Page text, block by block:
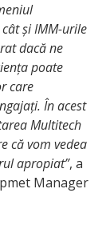
și IMM-urile
dacă ne
poate
care
În acest
Multitech
că vom vedea
apropiat”, a
Manager